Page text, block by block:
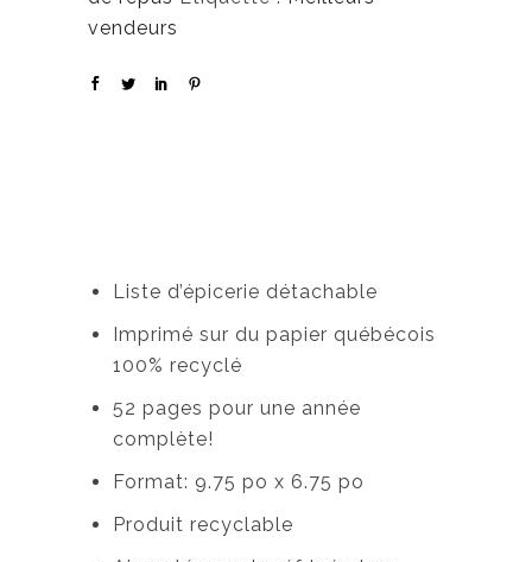
vendeurs
Liste d’épicerie détachable
Imprimé sur du papier québécois
100% recyclé
52 pages pour une année
complète!
Format: 9.75 po x 6.75 po
Produit recyclable